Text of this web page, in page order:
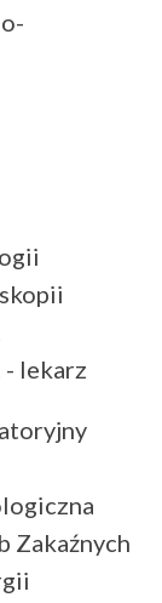
- lekarz
Zakaźnych